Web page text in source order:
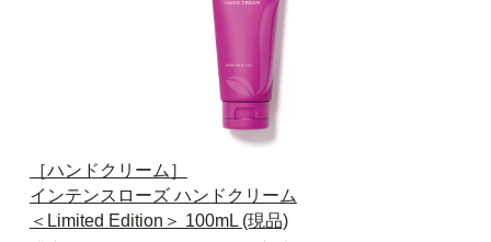
［ハンドクリーム］
インテンスローズ ハンドクリーム
＜Limited Edition＞ 100mL (現品)